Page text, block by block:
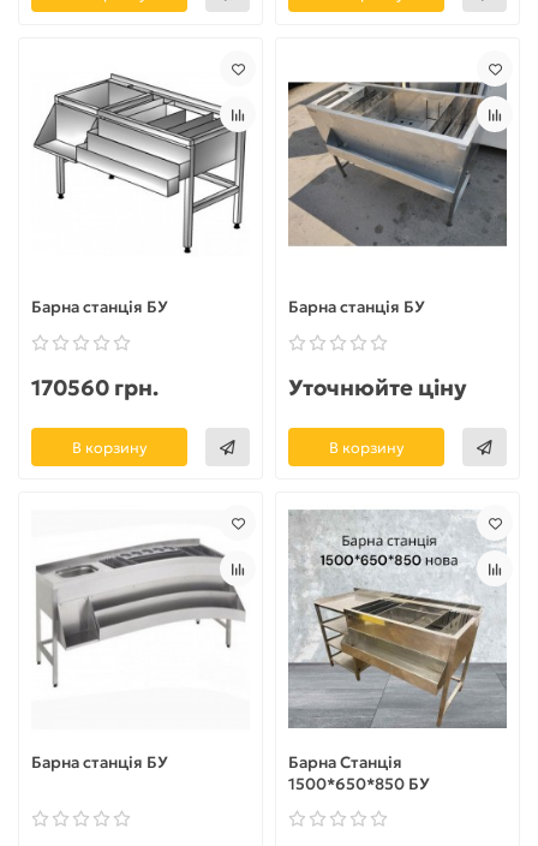
Барна станція БУ
170560 грн.
В корзину
Барна станція БУ
Уточнюйте ціну
В корзину
Барна станція БУ
Барна Станція
1500*650*850 БУ